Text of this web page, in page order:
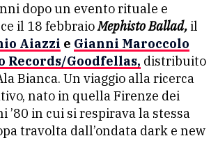
dopo un evento rituale e
il 18 febbraioMephisto Ballad,il
Aiazzi e Gianni Maroccolo
Records/Goodfellas, distribuito
Bianca. Un viaggio alla ricerca
nato in quella Firenze dei
’80 in cui si respirava la stessa
travolta dall’ondata dark e new